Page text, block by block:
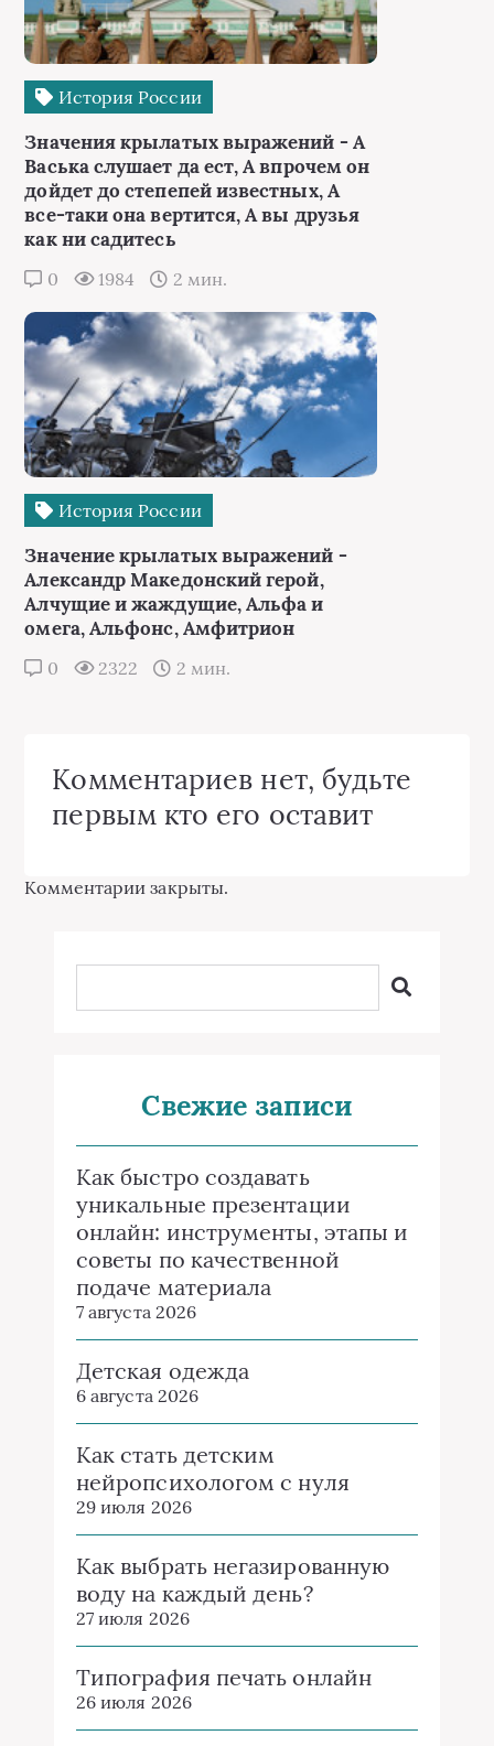
История России
Значения крылатых выражений - А
Васька слушает да ест, А впрочем он
дойдет до степепей известных, А
все-таки она вертится, А вы друзья
как ни садитесь
0 1984 2 мин.
История России
Значение крылатых выражений -
Александр Македонский герой,
Алчущие и жаждущие, Альфа и
омега, Альфонс, Амфитрион
0 2322 2 мин.
Комментариев нет, будьте
первым кто его оставит
Комментарии закрыты.
Свежие записи
Как быстро создавать
уникальные презентации
онлайн: инструменты, этапы и
советы по качественной
подаче материала
7 августа 2026
Детская одежда
6 августа 2026
Как стать детским
нейропсихологом с нуля
29 июля 2026
Как выбрать негазированную
воду на каждый день?
27 июля 2026
Типография печать онлайн
26 июля 2026